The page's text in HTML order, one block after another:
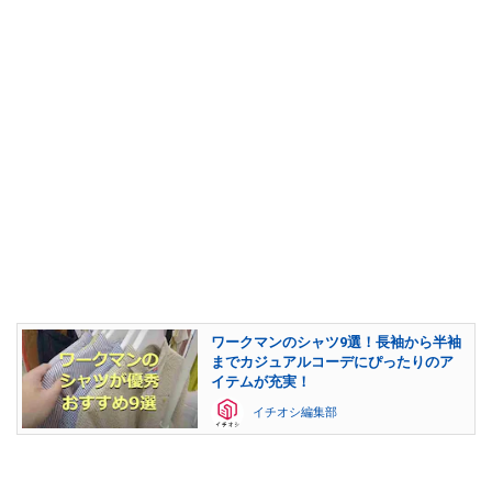
ワークマンのシャツ9選！長袖から半袖
までカジュアルコーデにぴったりのア
イテムが充実！
イチオシ編集部